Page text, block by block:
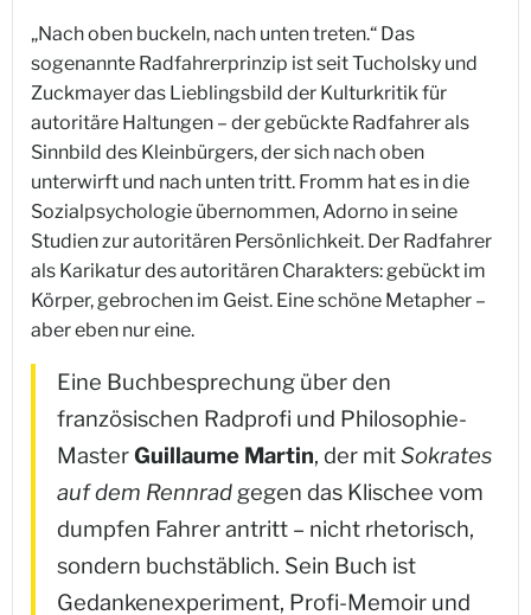
„Nach oben buckeln, nach unten treten.“ Das
sogenannte Radfahrerprinzip ist seit Tucholsky und
Zuckmayer das Lieblingsbild der Kulturkritik für
autoritäre Haltungen – der gebückte Radfahrer als
Sinnbild des Kleinbürgers, der sich nach oben
unterwirft und nach unten tritt. Fromm hat es in die
Sozialpsychologie übernommen, Adorno in seine
Studien zur autoritären Persönlichkeit. Der Radfahrer
als Karikatur des autoritären Charakters: gebückt im
Körper, gebrochen im Geist. Eine schöne Metapher –
aber eben nur eine.
Eine Buchbesprechung über den
französischen Radprofi und Philosophie-
MasterGuillaume Martin, der mitSokrates
auf dem Rennradgegen das Klischee vom
dumpfen Fahrer antritt – nicht rhetorisch,
sondern buchstäblich. Sein Buch ist
Gedankenexperiment, Profi-Memoir und